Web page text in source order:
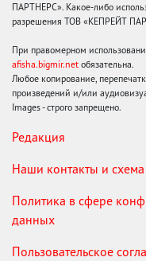
ПАРТНЕРС». Какое-либо
разрешения ТОВ «КЕПРЕЙТ
При правомерном
afisha.bigmir.net обязательна.
Любое копирование,
произведений и/или
Images - строго запрещено.
Редакция
Наши контакты и
Политика в сфере
данных
Пользовательское